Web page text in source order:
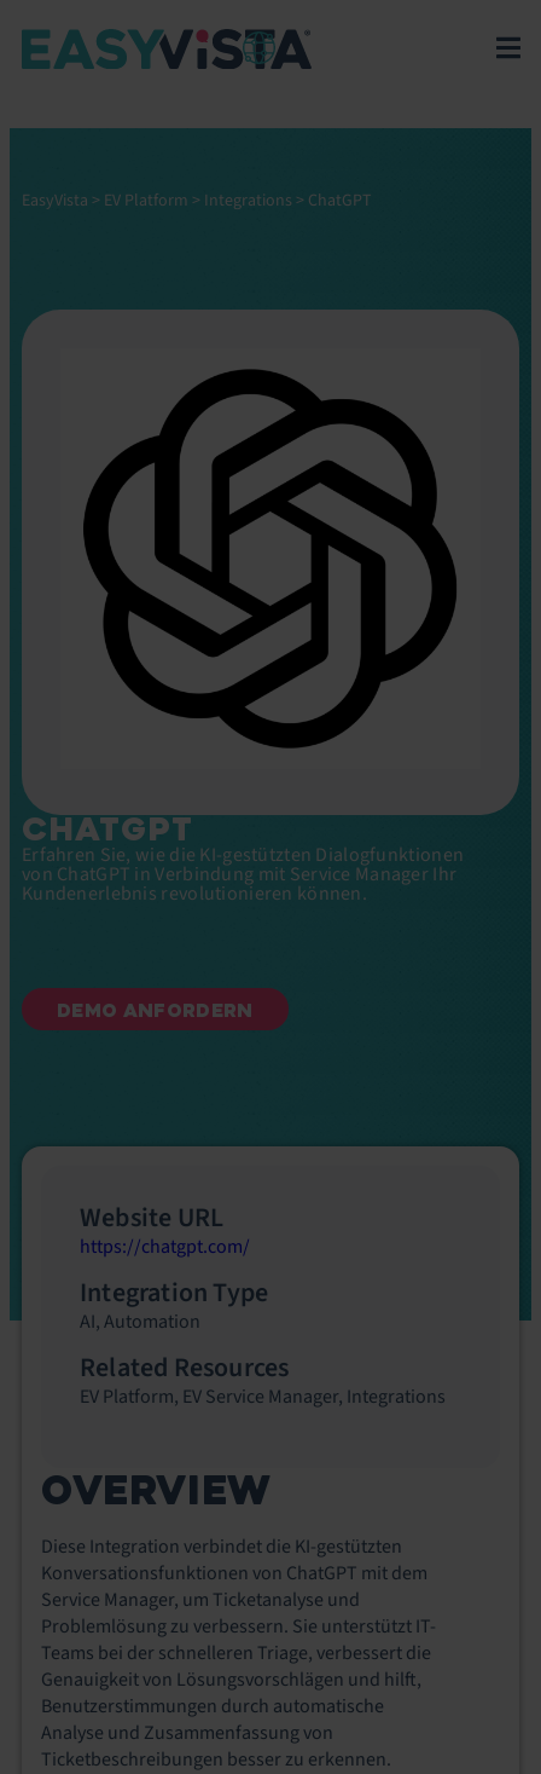
EasyVista > EV Platform > Integrations > ChatGPT
CHATGPT
Erfahren Sie, wie die KI-gestützten Dialogfunktionen
von ChatGPT in Verbindung mit Service Manager Ihr
Kundenerlebnis revolutionieren können.
DEMO ANFORDERN
OVERVIEW
Diese Integration verbindet die KI-gestützten
Konversationsfunktionen von ChatGPT mit dem
Service Manager, um Ticketanalyse und
Problemlösung zu verbessern. Sie unterstützt IT-
Teams bei der schnelleren Triage, verbessert die
Genauigkeit von Lösungsvorschlägen und hilft,
Benutzerstimmungen durch automatische
Analyse und Zusammenfassung von
Ticketbeschreibungen besser zu erkennen.
Website URL
https://chatgpt.com/
Integration Type
AI,Automation
Related Resources
EV Platform, EV Service Manager, Integrations